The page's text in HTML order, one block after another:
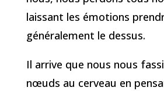
laissant les émotions
généralement le dessus.
Il arrive que nous nous
nœuds au cerveau en